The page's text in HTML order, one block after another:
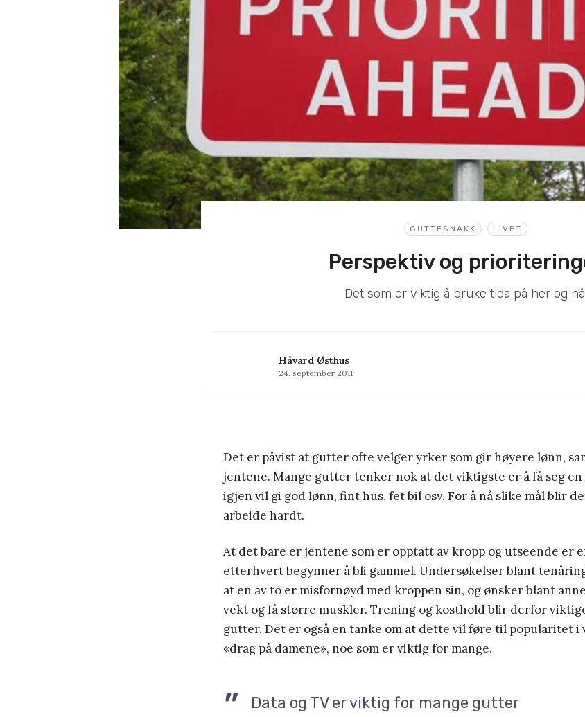
GUTTESNAKK LIVET
Perspektiv og
Det som er viktig å bruke tida på her og
Håvard Østhus
24. september 2011
Det er påvist at gutter ofte velger yrker som gir høyere lønn,
jentene. Mange gutter tenker nok at det viktigste er å få seg en
igjen vil gi god lønn, fint hus, fet bil osv. For å nå slike mål blir
arbeide hardt.
At det bare er jentene som er opptatt av kropp og utseende er
etterhvert begynner å bli gammel. Undersøkelser blant
at en av to er misfornøyd med kroppen sin, og ønsker blant
vekt og få større muskler. Trening og kosthold blir derfor
gutter. Det er også en tanke om at dette vil føre til popularitet i
«drag på damene», noe som er viktig for mange.
Data og TV er viktig for mange gutter